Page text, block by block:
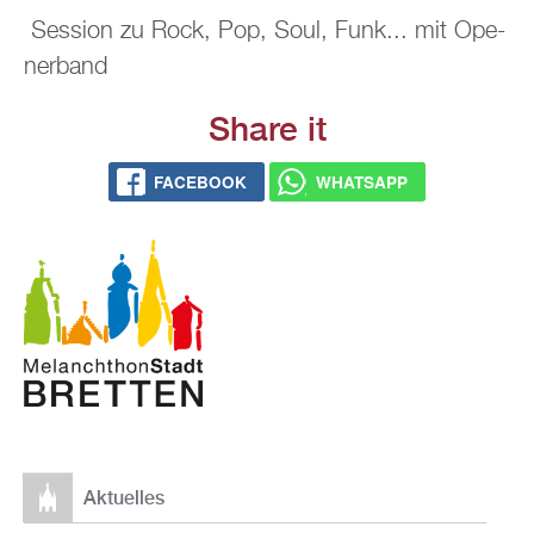
Ses­si­on zu Rock, Pop, Soul, Funk... mit Ope­
ner­band
Share it
FACE­BOOK WHATS­APP
Ak­tu­el­les